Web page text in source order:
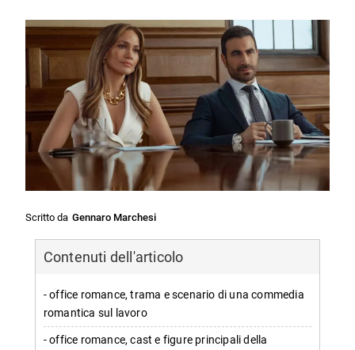
Scritto da Gennaro Marchesi
Contenuti dell'articolo
- office romance, trama e scenario di una commedia
romantica sul lavoro
- office romance, cast e figure principali della